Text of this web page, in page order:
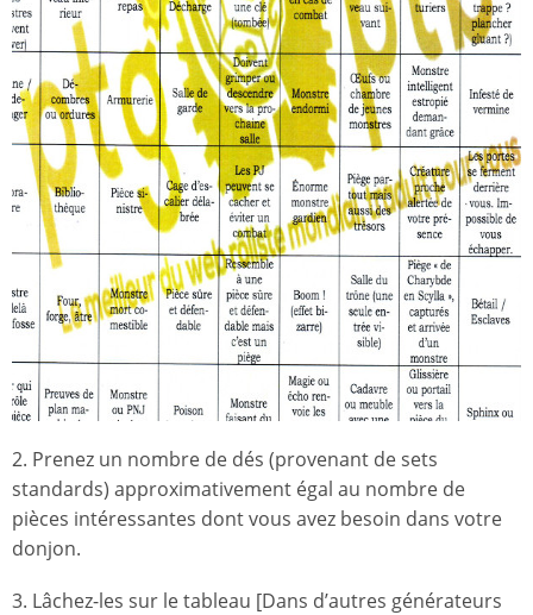
2. Prenez un nombre de dés (provenant de sets
standards) approximativement égal au nombre de
pièces intéressantes dont vous avez besoin dans votre
donjon.
3. Lâchez-les sur le tableau [Dans d’autres générateurs